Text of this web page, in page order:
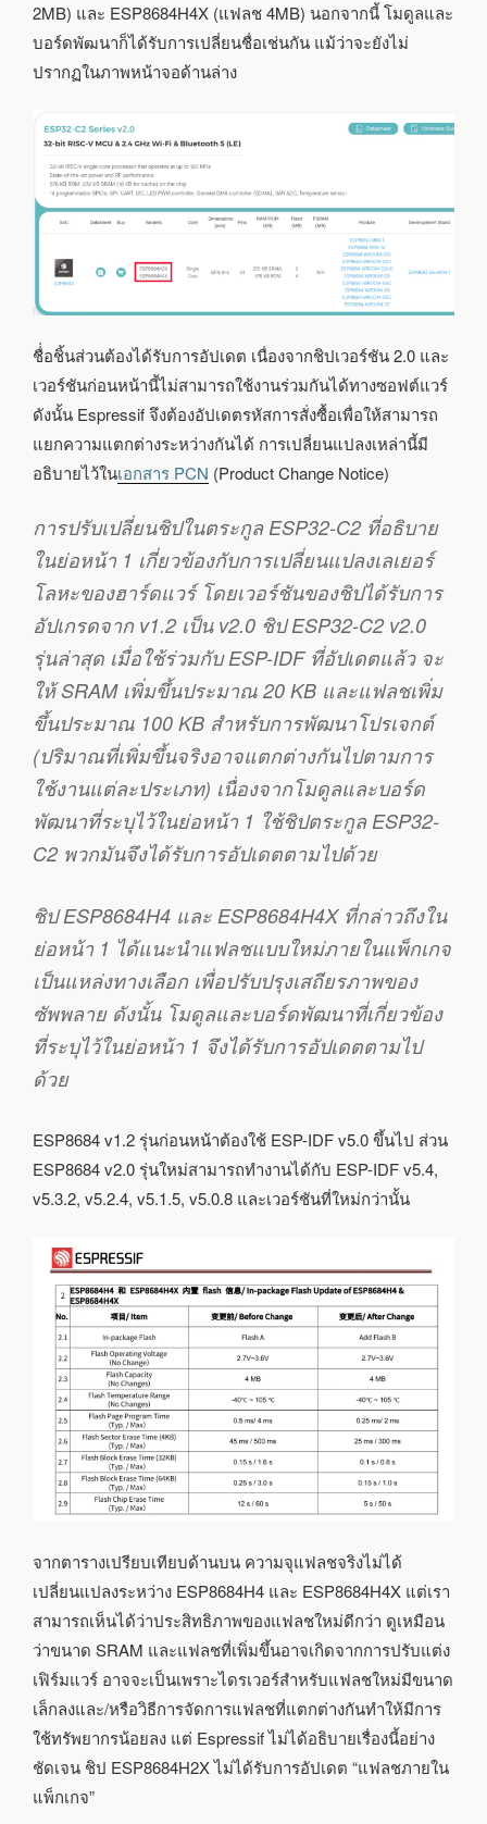
2MB) และ ESP8684H4X (แฟลช 4MB) นอกจากนี้ โมดูลและ
บอร์ดพัฒนาก็ได้รับการเปลี่ยนชื่อเช่นกัน แม้ว่าจะยังไม่
ปรากฏในภาพหน้าจอด้านล่าง
ชื่่อชิ้นส่วนต้องได้รับการอัปเดต เนื่องจากชิปเวอร์ชัน 2.0 และ
เวอร์ชันก่อนหน้านี้ไม่สามารถใช้งานร่วมกันได้ทางซอฟต์แวร์
ดังนั้น Espressif จึงต้องอัปเดตรหัสการสั่งซื้อเพื่อให้สามารถ
แยกความแตกต่างระหว่างกันได้ การเปลี่ยนแปลงเหล่านี้มี
อธิบายไว้ในเอกสาร PCN (Product Change Notice)
การปรับเปลี่ยนชิปในตระกูล ESP32-C2 ที่อธิบาย
ในย่อหน้า 1 เกี่ยวข้องกับการเปลี่ยนแปลงเลเยอร์
โลหะของฮาร์ดแวร์ โดยเวอร์ชันของชิปได้รับการ
อัปเกรดจาก v1.2 เป็น v2.0 ชิป ESP32-C2 v2.0
รุ่นล่าสุด เมื่อใช้ร่วมกับ ESP-IDF ที่อัปเดตแล้ว จะ
ให้ SRAM เพิ่มขึ้นประมาณ 20 KB และแฟลชเพิ่ม
ขึ้นประมาณ 100 KB สำหรับการพัฒนาโปรเจกต์
(ปริมาณที่เพิ่มขึ้นจริงอาจแตกต่างกันไปตามการ
ใช้งานแต่ละประเภท) เนื่องจากโมดูลและบอร์ด
พัฒนาที่ระบุไว้ในย่อหน้า 1 ใช้ชิปตระกูล ESP32-
C2 พวกมันจึงได้รับการอัปเดตตามไปด้วย
ชิป ESP8684H4 และ ESP8684H4X ที่กล่าวถึงใน
ย่อหน้า 1 ได้แนะนำแฟลชแบบใหม่ภายในแพ็กเกจ
เป็นแหล่งทางเลือก เพื่อปรับปรุงเสถียรภาพของ
ซัพพลาย ดังนั้น โมดูลและบอร์ดพัฒนาที่เกี่ยวข้อง
ที่ระบุไว้ในย่อหน้า 1 จึงได้รับการอัปเดตตามไป
ด้วย
ESP8684 v1.2 รุ่นก่อนหน้าต้องใช้ ESP-IDF v5.0 ขึ้นไป ส่วน
ESP8684 v2.0 รุ่นใหม่สามารถทำงานได้กับ ESP-IDF v5.4,
v5.3.2, v5.2.4, v5.1.5, v5.0.8 และเวอร์ชันที่ใหม่กว่านั้น
จากตารางเปรียบเทียบด้านบน ความจุแฟลชจริงไม่ได้
เปลี่ยนแปลงระหว่าง ESP8684H4 และ ESP8684H4X แต่เรา
สามารถเห็นได้ว่าประสิทธิภาพของแฟลชใหม่ดีกว่า ดูเหมือน
ว่าขนาด SRAM และแฟลชที่เพิ่มขึ้นอาจเกิดจากการปรับแต่ง
เฟิร์มแวร์ อาจจะเป็นเพราะไดรเวอร์สำหรับแฟลชใหม่มีขนาด
เล็กลงและ/หรือวิธีการจัดการแฟลชที่แตกต่างกันทำให้มีการ
ใช้ทรัพยากรน้อยลง แต่ Espressif ไม่ได้อธิบายเรื่องนี้อย่าง
ชัดเจน ชิป ESP8684H2X ไม่ได้รับการอัปเดต “แฟลชภายใน
แพ็กเกจ”